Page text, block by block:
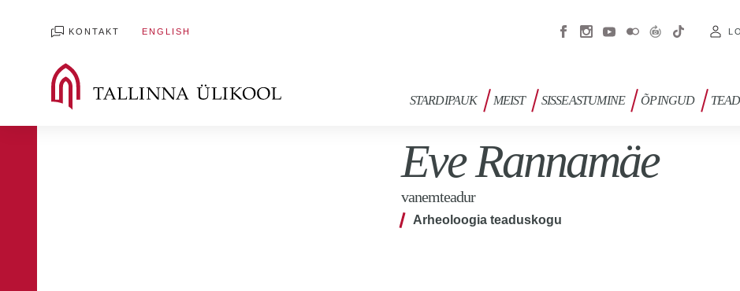
KONTAKT ENGLISH
STARDIPAUK MEIST SISSEASTUMINE ÕPINGUD
Eve Rannamäe
vanemteadur
Arheoloogia teaduskogu